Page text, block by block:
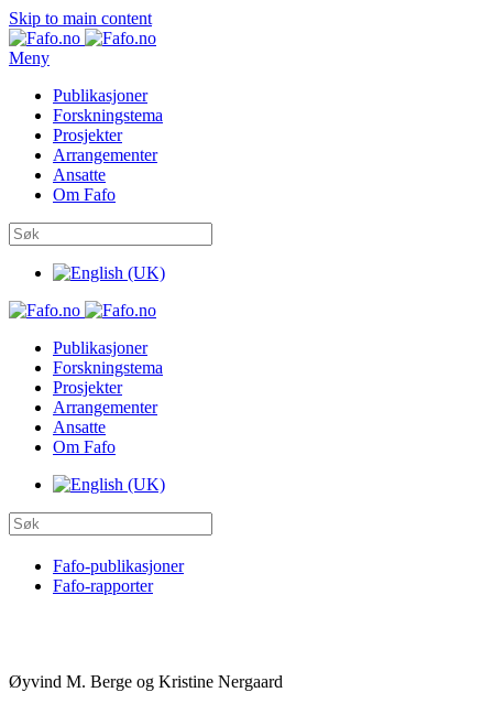
Skip to main content
Meny
Publikasjoner
Forskningstema
Prosjekter
Arrangementer
Ansatte
Om Fafo
Publikasjoner
Forskningstema
Prosjekter
Arrangementer
Ansatte
Om Fafo
Fafo-publikasjoner
Fafo-rapporter
Øyvind M. Berge og Kristine Nergaard